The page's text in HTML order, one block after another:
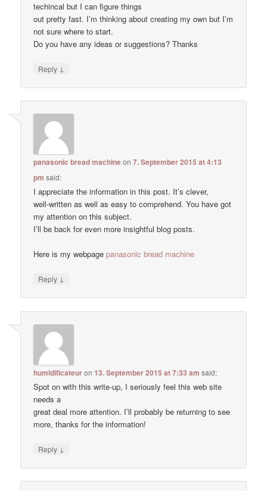
techincal but I can figure things
out pretty fast. I’m thinking about creating my own but I’m
not sure where to start.
Do you have any ideas or suggestions? Thanks
Reply ↓
panasonic bread machineon7. September 2015 at 4:13
pm said:
I appreciate the information in this post. It’s clever,
well-written as well as easy to comprehend. You have got
my attention on this subject.
I’ll be back for even more insightful blog posts.
Here is my webpagepanasonic bread machine
Reply ↓
humidificateuron13. September 2015 at 7:33 am said:
Spot on with this write-up, I seriously feel this web site
needs a
great deal more attention. I’ll probably be returning to see
more, thanks for the information!
Reply ↓